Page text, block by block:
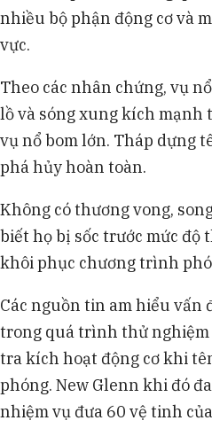
nhiều bộ phận động cơ và
vực.
Theo các nhân chứng, vụ
lồ và sóng xung kích mạnh
vụ nổ bom lớn. Tháp dựng
phá hủy hoàn toàn.
Không có thương vong,
biết họ bị sốc trước mức độ
khôi phục chương trình
Các nguồn tin am hiểu vấn
trong quá trình thử nghiệm
tra kích hoạt động cơ khi
phóng. New Glenn khi đó
nhiệm vụ đưa 60 vệ tinh